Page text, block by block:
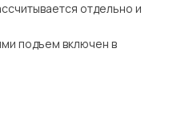
отдельно и
подъем включен в